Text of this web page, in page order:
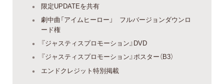
限定UPDATEを共有
劇中曲「アイムヒーロー」 フルバージョンダウンロ
ード権
『ジャスティスプロモーション』DVD
『ジャスティスプロモーション』ポスター（B3）
エンドクレジット特別掲載